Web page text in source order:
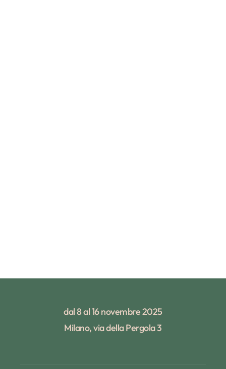
dal 8 al 16 novembre 2025
Milano, via della Pergola 3